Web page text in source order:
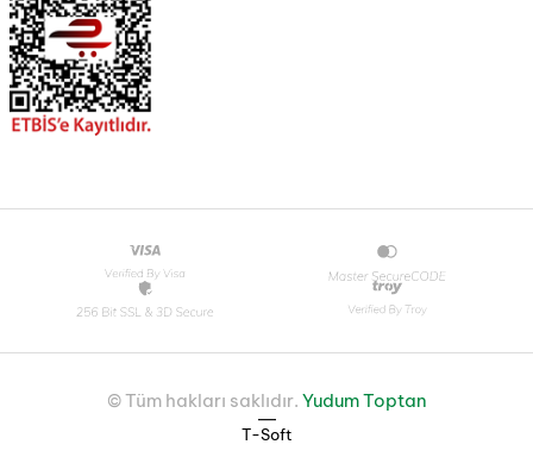
© Tüm hakları saklıdır. Yudum Toptan
|
T-Soft